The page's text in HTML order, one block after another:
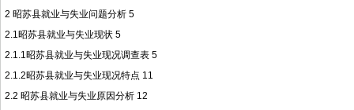
2 昭苏县就业与失业问题分析 5
2.1昭苏县就业与失业现状 5
2.1.1昭苏县就业与失业现况调查表 5
2.1.2昭苏县就业与失业现况特点 11
2.2 昭苏县就业与失业原因分析 12